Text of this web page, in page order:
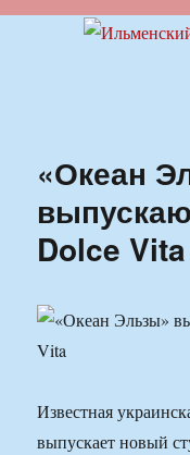
Ильменский
«Океан
Dolce Vita
Известная
выпускает новый